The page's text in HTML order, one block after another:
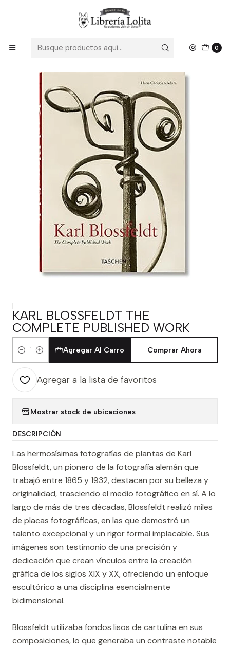
0
Despacho a todo Chile
|
KARL BLOSSFELDT THE
COMPLETE PUBLISHED WORK
Cantidad
Agregar Al Carro Comprar Ahora
Agregar a la lista de favoritos
Mostrar stock de ubicaciones
DESCRIPCIÓN
Las hermosísimas fotografías de plantas de Karl
Blossfeldt, un pionero de la fotografía alemán que
trabajó entre 1865 y 1932, destacan por su belleza y
originalidad, trasciendo el medio fotográfico en sí. A lo
largo de más de tres décadas, Blossfeldt realizó miles
de placas fotográficas, en las que demostró un
talento excepcional y un rigor formal implacable. Sus
imágenes son testimonio de una precisión y
dedicación que crean vínculos entre la creación
gráfica de los siglos XIX y XX, ofreciendo un enfoque
escultórico a una disciplina esencialmente
bidimensional.
Blossfeldt utilizaba fondos lisos de cartulina en sus
composiciones, lo que generaba un contraste notable